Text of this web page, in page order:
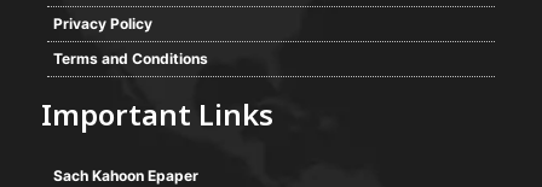
Privacy Policy
Terms and Conditions
Important Links
Sach Kahoon Epaper